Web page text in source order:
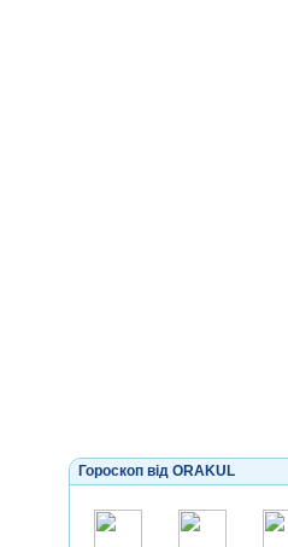
Гороскоп від ORAKUL